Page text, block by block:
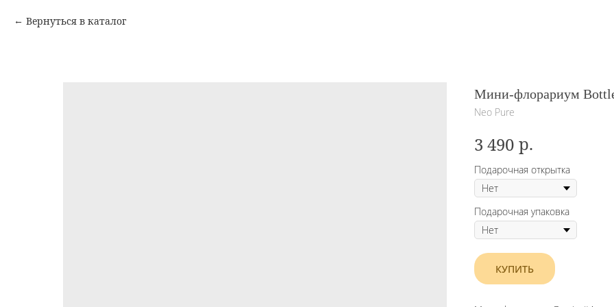
Вернуться в каталог
Мини-флорариум
Neo Pure
3 490 р.
Подарочная открытка
Подарочная упаковка
КУПИТЬ